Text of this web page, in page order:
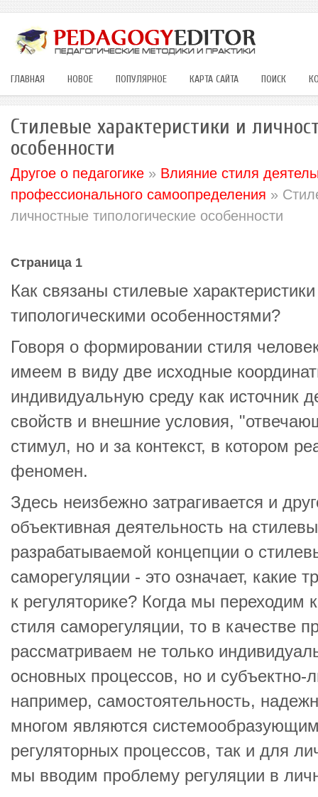
ГЛАВНАЯ НОВОЕ ПОПУЛЯРНОЕ КАРТА САЙТА ПОИСК
Стилевые характеристики и
особенности
Другое о педагогике » Влияние стиля
профессионального самоопределения »
личностные типологические особенности
Страница 1
Как связаны стилевые
типологическими особенностями?
Говоря о формировании стиля
имеем в виду две исходные
индивидуальную среду как источник
свойств и внешние условия,
стимул, но и за контекст, в котором
феномен.
Здесь неизбежно затрагивается и
объективная деятельность на
разрабатываемой концепции о
саморегуляции - это означает, какие
к регуляторике? Когда мы переходим
стиля саморегуляции, то в качестве
рассматриваем не только
основных процессов, но и субъектно-
например, самостоятельность,
многом являются
регуляторных процессов, так и для
мы вводим проблему регуляции в